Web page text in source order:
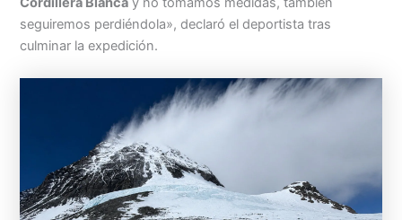
seguiremos perdiéndola», declaró el deportista tras
culminar la expedición.